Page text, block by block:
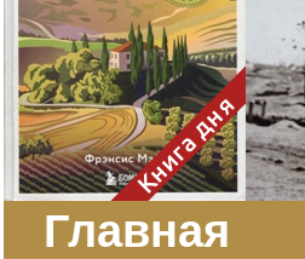
мы почти всегда во
дворе. Во мне настолько
возродился здравый
смысл моей матери -
умение наслаждаться
настоящим и не спешить, -
что даже нашлось время
отполировать до блеска
оконное стекло.
ЗаказатьКнига дня
Главная